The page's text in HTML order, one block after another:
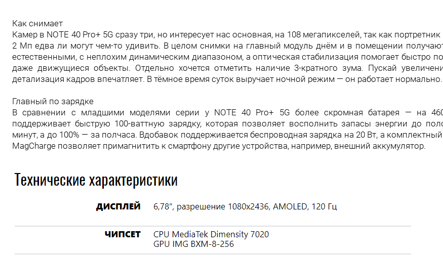
Как снимает
Камер в NOTE 40 Pro+ 5G сразу три, но интересует нас основная, на 108 мегапикселей, так как
2 Мп едва ли могут чем-то удивить. В целом снимки на главный модуль днём и в помещении
естественными, с неплохим динамическим диапазоном, а оптическая стабилизация помогает быстро
даже движущиеся объекты. Отдельно хочется отметить наличие 3-кратного зума. Пускай
детализация кадров впечатляет. В тёмное время суток выручает ночной режим — он работает нормально.
Главный по зарядке
В сравнении с младшими моделями серии у NOTE 40 Pro+ 5G более скромная батарея — на
поддерживает быструю 100-ваттную зарядку, которая позволяет восполнить запасы энергии до
минут, а до 100% — за полчаса. Вдобавок поддерживается беспроводная зарядка на 20 Вт, а
MagCharge позволяет примагнитить к смартфону другие устройства, например, внешний аккумулятор.